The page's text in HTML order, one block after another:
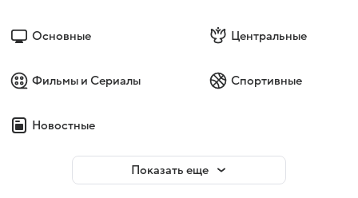
Основные Центральные
Фильмы и Сериалы Спортивные
Новостные
Показать еще